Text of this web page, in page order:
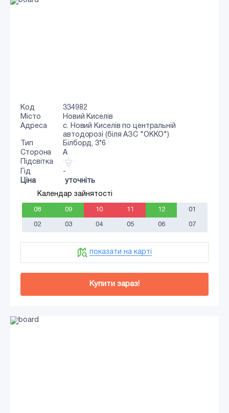
Код
334982
Місто
Новий Киселів
Адреса
с. Новий Киселів по центральній
автодорозі (біля АЗС "ОККО")
Тип
Білборд, 3*6
Сторона
A
Підсвітка
Гід
-
Ціна
уточніть
Календар зайнятості
08 09 10 11 12 01
02 03 04 05 06 07
показати на карті
Купити зараз!